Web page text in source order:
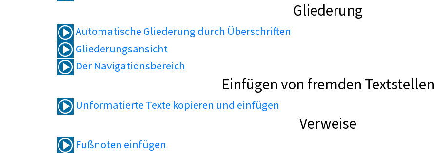
Gliederung
Automatische Gliederung durch Überschriften
Gliederungsansicht
Der Navigationsbereich
Einfügen von fremden Textstellen
Unformatierte Texte kopieren und einfügen
Verweise
Fußnoten einfügen